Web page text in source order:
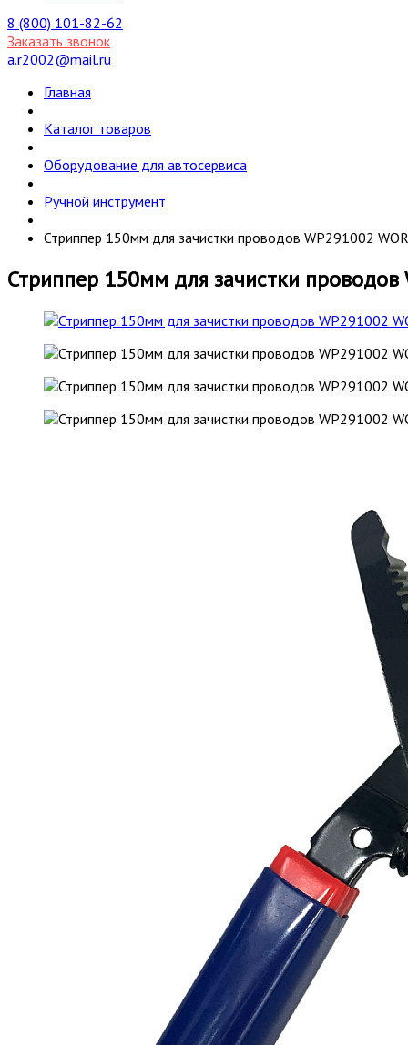
8 (800) 101-82-62
Заказать звонок
a.r2002@mail.ru
Главная
Каталог товаров
Оборудование для автосервиса
Ручной инструмент
Стриппер 150мм для зачистки проводов WP291002
Стриппер 150мм для зачистки проводов